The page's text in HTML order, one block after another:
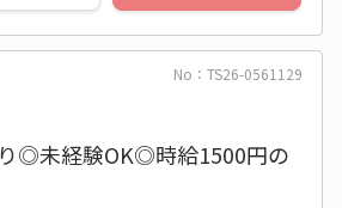
No：TS26-0561129
◎未経験OK◎時給1500円の